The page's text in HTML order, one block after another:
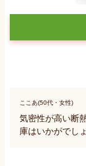
ここあ(50代・女性)
気密性が高い断
庫はいかがでし